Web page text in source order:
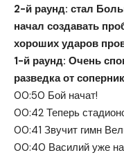
2-й раунд: стал
начал создавать
хороших ударов
1-й раунд: Очень
разведка от
00:50 Бой начат!
00:42 Теперь
00:41 Звучит гимн
00:40 Василий уже на